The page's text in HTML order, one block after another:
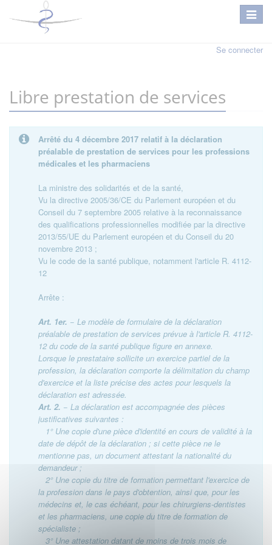
Se connecter
Libre prestation de services
Arrêté du 4 décembre 2017 relatif à la déclaration
préalable de prestation de services pour les professions
médicales et les pharmaciens
La ministre des solidarités et de la santé,
Vu la directive 2005/36/CE du Parlement européen et du
Conseil du 7 septembre 2005 relative à la reconnaissance
des qualifications professionnelles modifiée par la directive
2013/55/UE du Parlement européen et du Conseil du 20
novembre 2013 ;
Vu le code de la santé publique, notamment l'article R. 4112-
12
Arrête :
Art. 1er. − Le modèle de formulaire de la déclaration
préalable de prestation de services prévue à l'article R. 4112-
12 du code de la santé publique figure en annexe.
Lorsque le prestataire sollicite un exercice partiel de la
profession, la déclaration comporte la délimitation du champ
d'exercice et la liste précise des actes pour lesquels la
déclaration est adressée.
Art. 2. − La déclaration est accompagnée des pièces
justificatives suivantes :
1° Une copie d'une pièce d'identité en cours de validité à la
date de dépôt de la déclaration ; si cette pièce ne le
mentionne pas, un document attestant la nationalité du
demandeur ;
2° Une copie du titre de formation permettant l'exercice de
la profession dans le pays d'obtention, ainsi que, pour les
médecins et, le cas échéant, pour les chirurgiens-dentistes
et les pharmaciens, une copie du titre de formation de
spécialiste ;
3° Une attestation datant de moins de trois mois de